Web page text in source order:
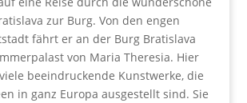
zur Burg. Von den engen
fährt er an der Burg Bratislava
von Maria Theresia. Hier
beeindruckende Kunstwerke, die
in ganz Europa ausgestellt sind. Sie